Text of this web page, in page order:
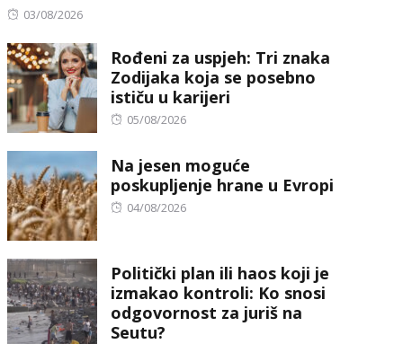
Posted
03/08/2026
Rođeni za uspjeh: Tri znaka
Zodijaka koja se posebno
ističu u karijeri
Posted
05/08/2026
Na jesen moguće
poskupljenje hrane u Evropi
Posted
04/08/2026
Politički plan ili haos koji je
izmakao kontroli: Ko snosi
odgovornost za juriš na
Seutu?